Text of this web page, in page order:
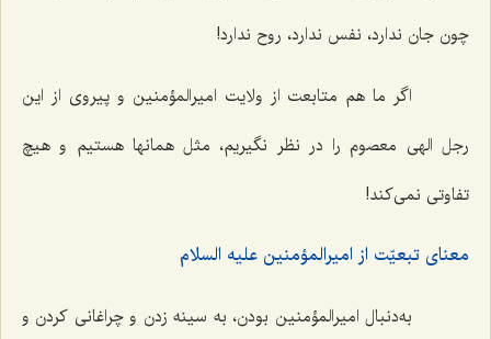
چون جان ندارد، نفس ندارد، روح ندارد!
اگر ما هم متابعت از ولایت امیرالمؤمنین و پیروی از این
رجل الهی معصوم را در نظر نگیریم، مثل همانها هستیم و هیچ
تفاوتی نمی‌کند!
معنای تبعیّت از امیرالمؤمنین علیه السلام
به‌دنبال امیرالمؤمنین بودن، به سینه زدن و چراغانی کردن و